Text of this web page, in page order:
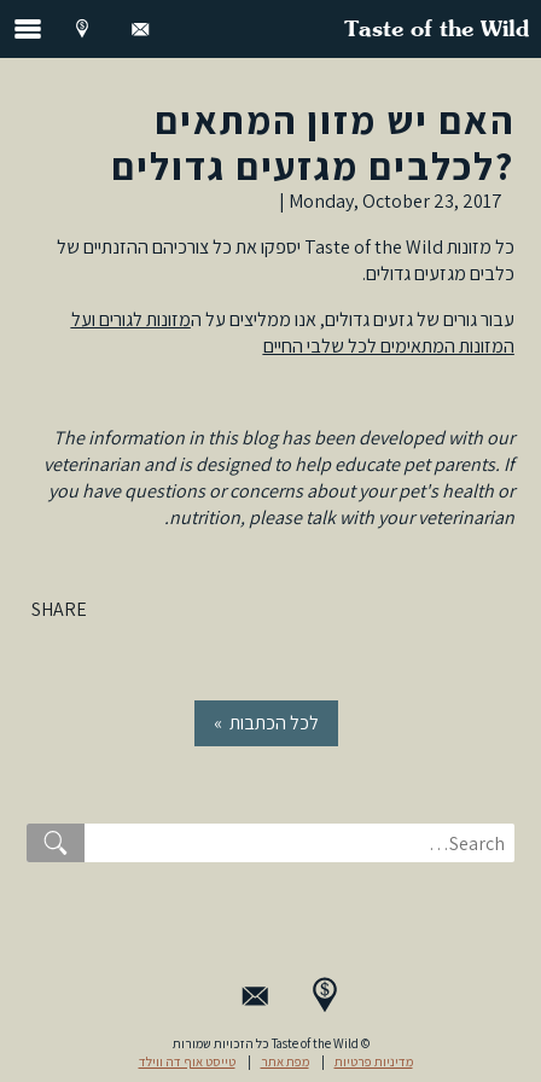
Taste of the Wild
האם יש מזון המתאים
לכלבים מגזעים גדולים?
Monday, October 23, 2017 |
כל מזונות Taste of the Wild יספקו את כל צורכיהם ההזנתיים של
כלבים מגזעים גדולים.
עבור גורים של גזעים גדולים, אנו ממליצים על המזונות לגורים ועל
המזונות המתאימים לכל שלבי החיים
The information in this blog has been developed with our
veterinarian and is designed to help educate pet parents. If
you have questions or concerns about your pet's health or
nutrition, please talk with your veterinarian.
SHARE
« לכל הכתבות
© Taste of the Wild כל הזכויות שמורות
מדיניות פרטיות
מפת אתר טייסט אוף דה ווילד